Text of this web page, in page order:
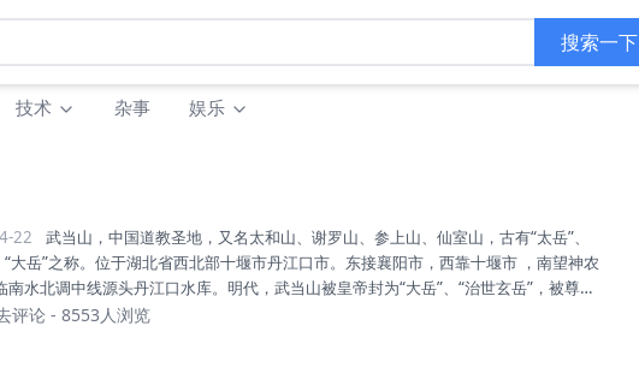
搜索一下
技术 杂事 娱乐
22
“大岳”之称。位于湖北省西北部十堰市丹江口市。东接襄阳市，西靠十堰市 ，南望神农
南水北调中线源头丹江口水库。明代，武当山被皇帝封为“大岳”、“治世玄岳”，被尊为
”。武当山以“四大名山皆拱揖，五方仙岳共朝宗”的“五岳之冠”地位闻名于世。武当山
评论 - 8553人浏览